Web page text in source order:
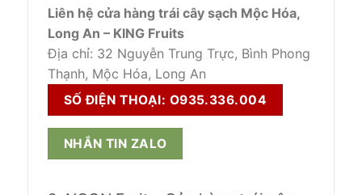
Liên hệ cửa hàng trái cây sạch Mộc Hóa,
Long An – KING Fruits
Địa chỉ: 32 Nguyễn Trung Trực, Bình Phong
Thạnh, Mộc Hóa, Long An
SỐ ĐIỆN THOẠI: O935.336.004
NHẮN TIN ZALO